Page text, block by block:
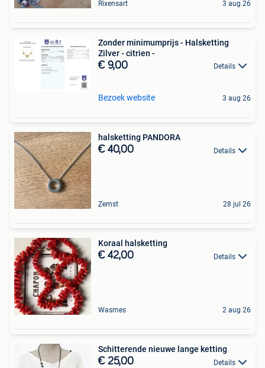
Rixensart 3 aug 26
Zonder minimumprijs - Halsketting
Zilver - citrien -
€ 9,00 Details
Bezoek website 3 aug 26
halsketting PANDORA
€ 40,00 Details
Zemst 28 jul 26
Koraal halsketting
€ 42,00 Details
Wasmes 2 aug 26
Schitterende nieuwe lange ketting
€ 25,00 Details